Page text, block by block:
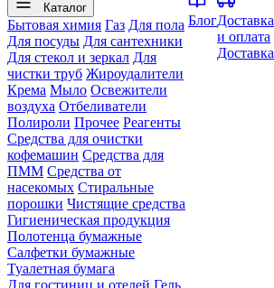
Каталог
Бытовая химия Газ Для пола
Для посуды Для сантехники
Для стекол и зеркал Для
чистки труб Жироудалители
Крема Мыло Освежители
воздуха Отбеливатели
Полироли Прочее Реагенты
Средства для очистки
кофемашин Средства для
ПММ Средства от
насекомых Стиральные
порошки Чистящие средства
Гигиеническая продукция
Полотенца бумажные
Салфетки бумажные
Туалетная бумага
Для гостиниц и отелей Гель
БлогДоставка
и оплата
Доставка